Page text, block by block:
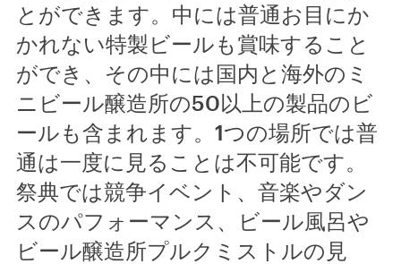
とができます。中には普通お目にか
かれない特製ビールも賞味すること
ができ、その中には国内と海外のミ
ニビール醸造所の50以上の製品のビ
ールも含まれます。1つの場所では普
通は一度に見ることは不可能です。
祭典では競争イベント、音楽やダン
スのパフォーマンス、ビール風呂や
ビール醸造所プルクミストルの見